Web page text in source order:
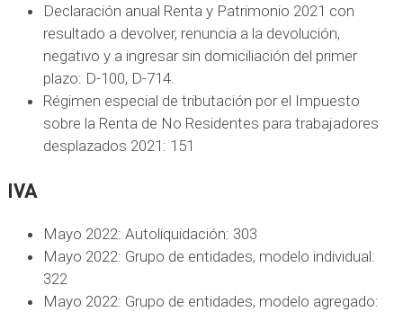
Declaración anual Renta y Patrimonio 2021 con
resultado a devolver, renuncia a la devolución,
negativo y a ingresar sin domiciliación del primer
plazo: D-100, D-714.
Régimen especial de tributación por el Impuesto
sobre la Renta de No Residentes para trabajadores
desplazados 2021: 151
IVA
Mayo 2022: Autoliquidación: 303
Mayo 2022: Grupo de entidades, modelo individual:
322
Mayo 2022: Grupo de entidades, modelo agregado: